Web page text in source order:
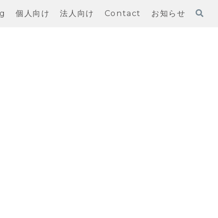
個人向け 法人向け Contact お知らせ